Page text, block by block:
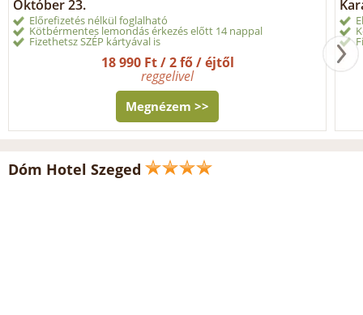
Október 23.
Előrefizetés nélkül foglalható
Kötbérmentes lemondás érkezés előtt 14 nappal
Fizethetsz SZÉP kártyával is
18 990 Ft / 2 fő / éjtől
reggelivel
Megnézem >>
Dóm Hotel Szeged